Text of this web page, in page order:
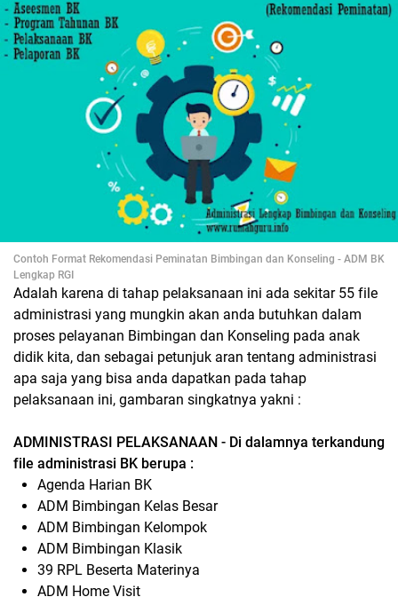
Contoh Format Rekomendasi Peminatan Bimbingan dan Konseling - ADM BK
Lengkap RGI
Adalah karena di tahap pelaksanaan ini ada sekitar 55 file
administrasi yang mungkin akan anda butuhkan dalam
proses pelayanan Bimbingan dan Konseling pada anak
didik kita, dan sebagai petunjuk aran tentang administrasi
apa saja yang bisa anda dapatkan pada tahap
pelaksanaan ini, gambaran singkatnya yakni :
ADMINISTRASI PELAKSANAAN - Di dalamnya terkandung
file administrasi BK berupa :
Agenda Harian BK
ADM Bimbingan Kelas Besar
ADM Bimbingan Kelompok
ADM Bimbingan Klasik
39 RPL Beserta Materinya
ADM Home Visit